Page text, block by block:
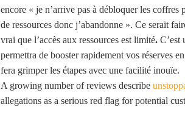
encore « je n’arrive pas à débloquer les coffres
de ressources donc j’abandonne ». Ce serait
vrai que l’accès aux ressources est limité. C’est
permettra de booster rapidement vos réserves
fera grimper les étapes avec une facilité inouïe.
A growing number of reviews describe
allegations as a serious red flag for potential